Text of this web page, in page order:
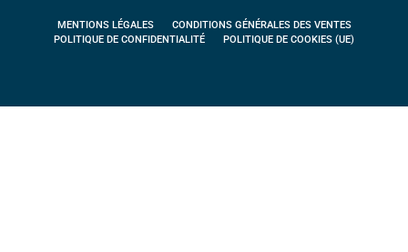
MENTIONS LÉGALES
CONDITIONS GÉNÉRALES DES VENTES
POLITIQUE DE CONFIDENTIALITÉ
POLITIQUE DE COOKIES (UE)